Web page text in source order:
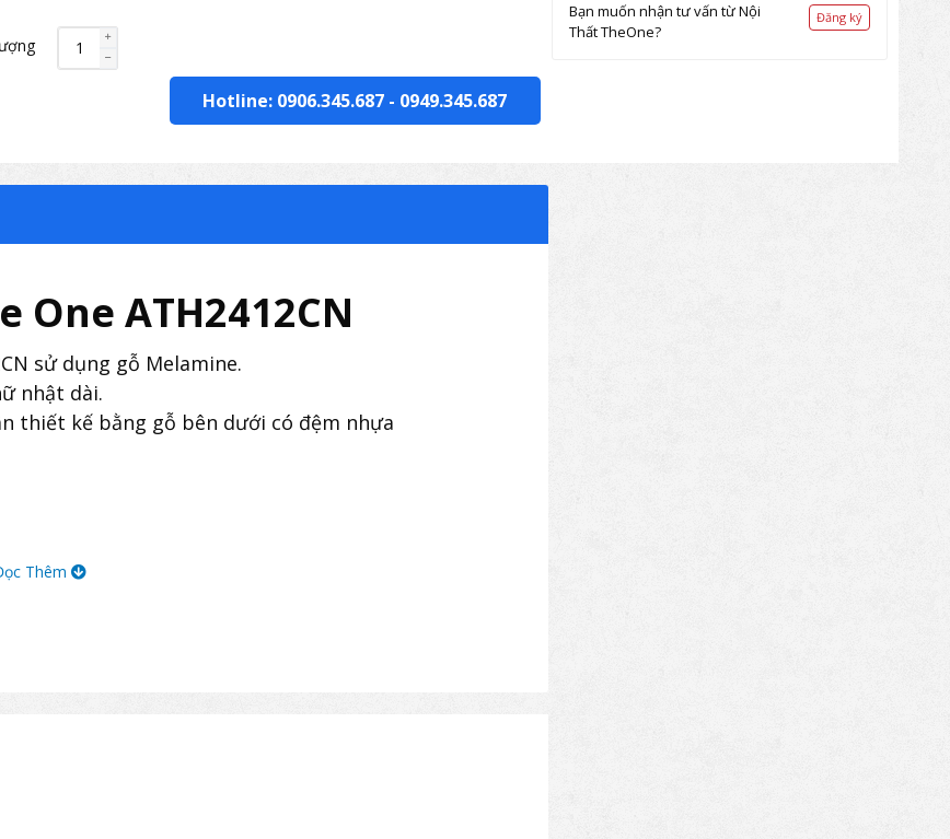
Hotline: 0906.345.687 - 0949.345.687
Bạn muốn nhận tư vấn từ Nội
Thất TheOne?
Đăng ký
One ATH2412CN
sử dụng gỗ Melamine.
nhật dài.
thiết kế bằng gỗ bên dưới có đệm nhựa
Thêm